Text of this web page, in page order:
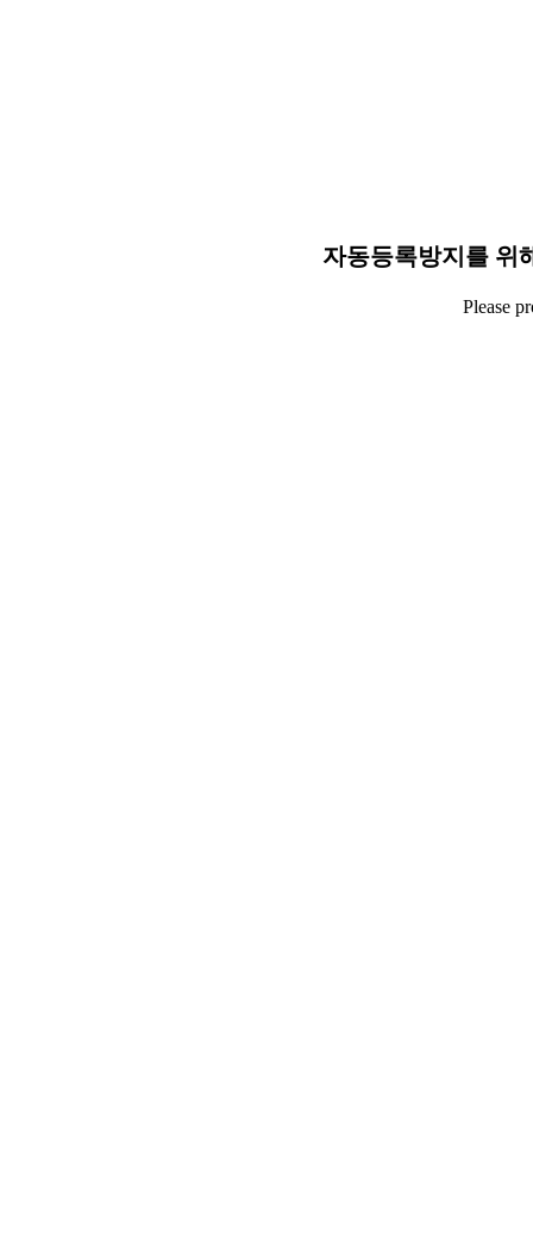
자동등록방지를 위
Please